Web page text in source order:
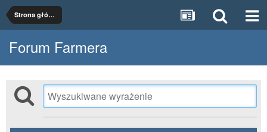
Strona główna
Forum Farmera